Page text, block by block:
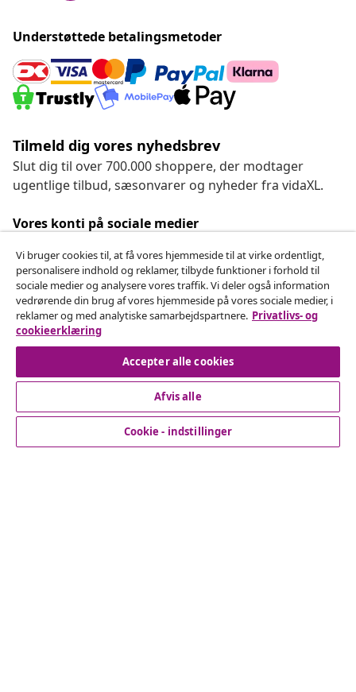
Understøttede betalingsmetoder
Tilmeld dig vores nyhedsbrev
Slut dig til over 700.000 shoppere, der modtager
ugentlige tilbud, sæsonvarer og nyheder fra vidaXL.
Vores konti på sociale medier
Fortryd køb
Indsend en anmodning om at fortryde din ordre.
Fortryd køb
Vi bruger cookies til, at få vores hjemmeside til at virke ordentligt,
personalisere indhold og reklamer, tilbyde funktioner i forhold til
sociale medier og analysere vores traffik. Vi deler også information
vedrørende din brug af vores hjemmeside på vores sociale medier, i
reklamer og med analytiske samarbejdspartnere. Privatlivs- og
cookieerklæring
Accepter alle cookies
Afvis alle
Cookie - indstillinger